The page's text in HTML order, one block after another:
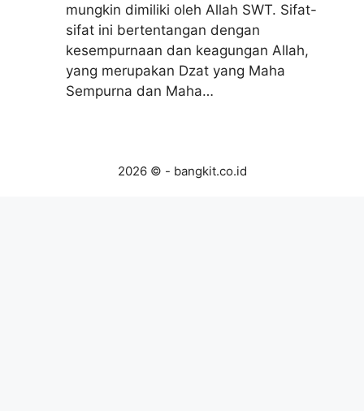
mungkin dimiliki oleh Allah SWT. Sifat-
sifat ini bertentangan dengan
kesempurnaan dan keagungan Allah,
yang merupakan Dzat yang Maha
Sempurna dan Maha…
2026 © - bangkit.co.id